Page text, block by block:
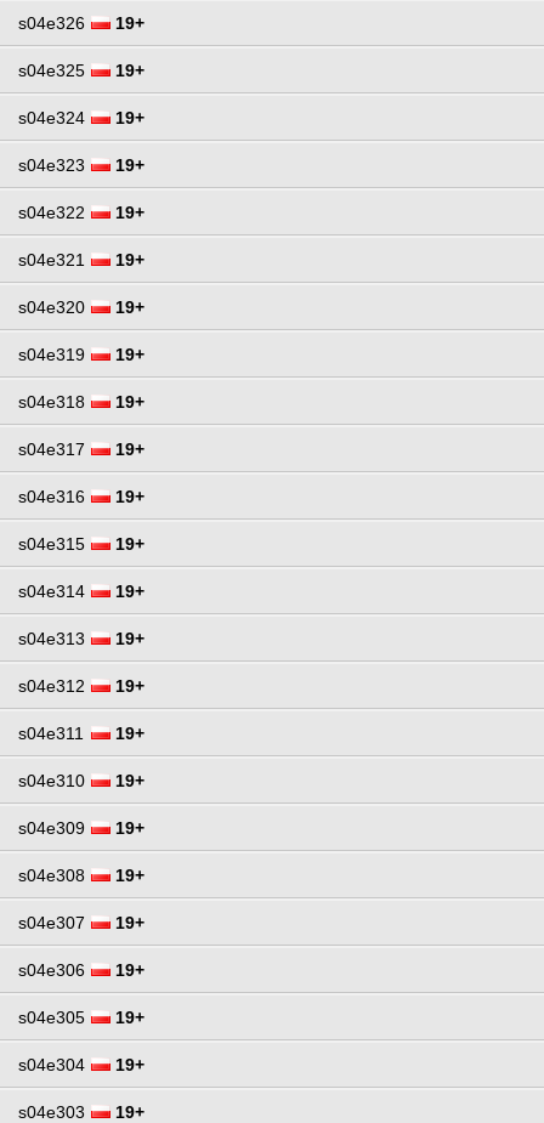
s04e326 19+
s04e325 19+
s04e324 19+
s04e323 19+
s04e322 19+
s04e321 19+
s04e320 19+
s04e319 19+
s04e318 19+
s04e317 19+
s04e316 19+
s04e315 19+
s04e314 19+
s04e313 19+
s04e312 19+
s04e311 19+
s04e310 19+
s04e309 19+
s04e308 19+
s04e307 19+
s04e306 19+
s04e305 19+
s04e304 19+
s04e303 19+